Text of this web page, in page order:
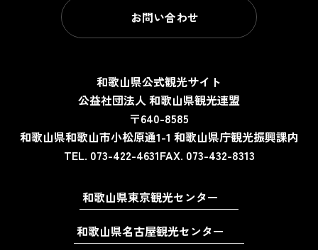
お問い合わせ
和歌山県公式観光サイト
公益社団法人 和歌山県観光連盟
〒640-8585
和歌山県和歌山市小松原通1-1 和歌山県庁観光振興課内
TEL. 073-422-4631FAX. 073-432-8313
和歌山県東京観光センター
和歌山県名古屋観光センター